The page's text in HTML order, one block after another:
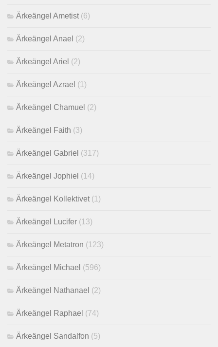
Ärkeängel Ametist(6)
Ärkeängel Anael (2)
Ärkeängel Ariel (2)
Ärkeängel Azrael (1)
Ärkeängel Chamuel (2)
Ärkeängel Faith (3)
Ärkeängel Gabriel (317)
Ärkeängel Jophiel (14)
Ärkeängel Kollektivet(1)
Ärkeängel Lucifer (13)
Ärkeängel Metatron (123)
Ärkeängel Michael (596)
Ärkeängel Nathanael (2)
Ärkeängel Raphael (74)
Ärkeängel Sandalfon (5)